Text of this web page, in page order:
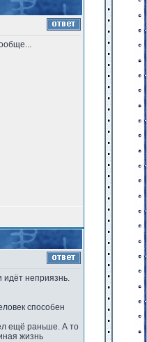
идёт неприязнь.
способен
ещё раньше. А то
жизнь